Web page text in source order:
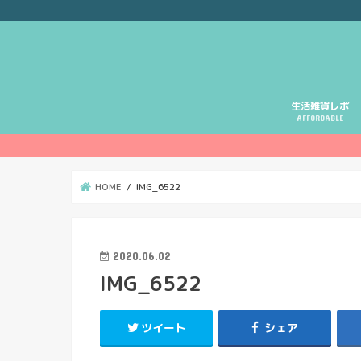
生活雑貨レポ
AFFORDABLE
HOME IMG_6522
2020.06.02
IMG_6522
ツイート シェア